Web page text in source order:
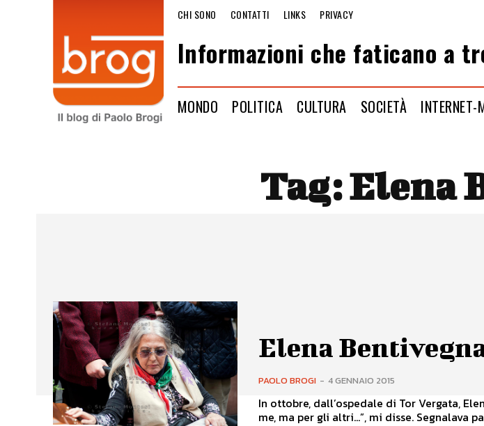
CHI SONO CONTATTI LINKS PRIVACY
Informazioni che faticano a
MONDO POLITICA CULTURA SOCIETÀ INTERNET-
Tag:Elena
Elena
PAOLO BROGI - 4 GENNAIO 2015
In ottobre, dall’ospedale di Tor Vergata,
me, ma per gli altri...”, mi disse. Segnalava